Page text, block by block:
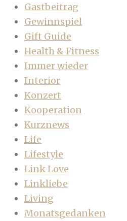
Gastbeitrag
Gewinnspiel
Gift Guide
Health & Fitness
Immer wieder
Interior
Konzert
Kooperation
Kurznews
Life
Lifestyle
Link Love
Linkliebe
Living
Monatsgedanken